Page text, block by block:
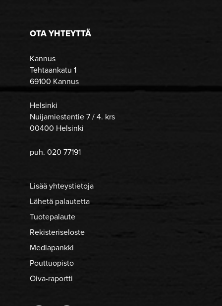
OTA YHTEYTTÄ
Kannus
Tehtaankatu 1
69100 Kannus
Helsinki
Nuijamiestentie 7 / 4. krs
00400 Helsinki
puh. 020 77191
Lisää yhteystietoja
Lähetä palautetta
Tuotepalaute
Rekisteriseloste
Mediapankki
Pouttuopisto
Oiva-raportti